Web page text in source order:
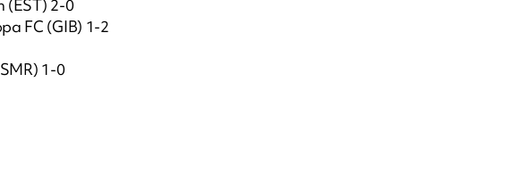
(EST) 2-0
FC (GIB) 1-2
1-0